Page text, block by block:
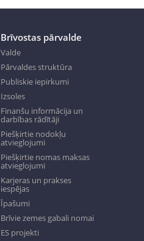
Brīvostas pārvalde
Valde
Pārvaldes struktūra
Publiskie iepirkumi
Izsoles
Finanšu informācija un
darbības rādītāji
Piešķirtie nodokļu
atvieglojumi
Piešķirtie nomas maksas
atvieglojumi
Karjeras un prakses
iespējas
Īpašumi
Brīvie zemes gabali nomai
ES projekti